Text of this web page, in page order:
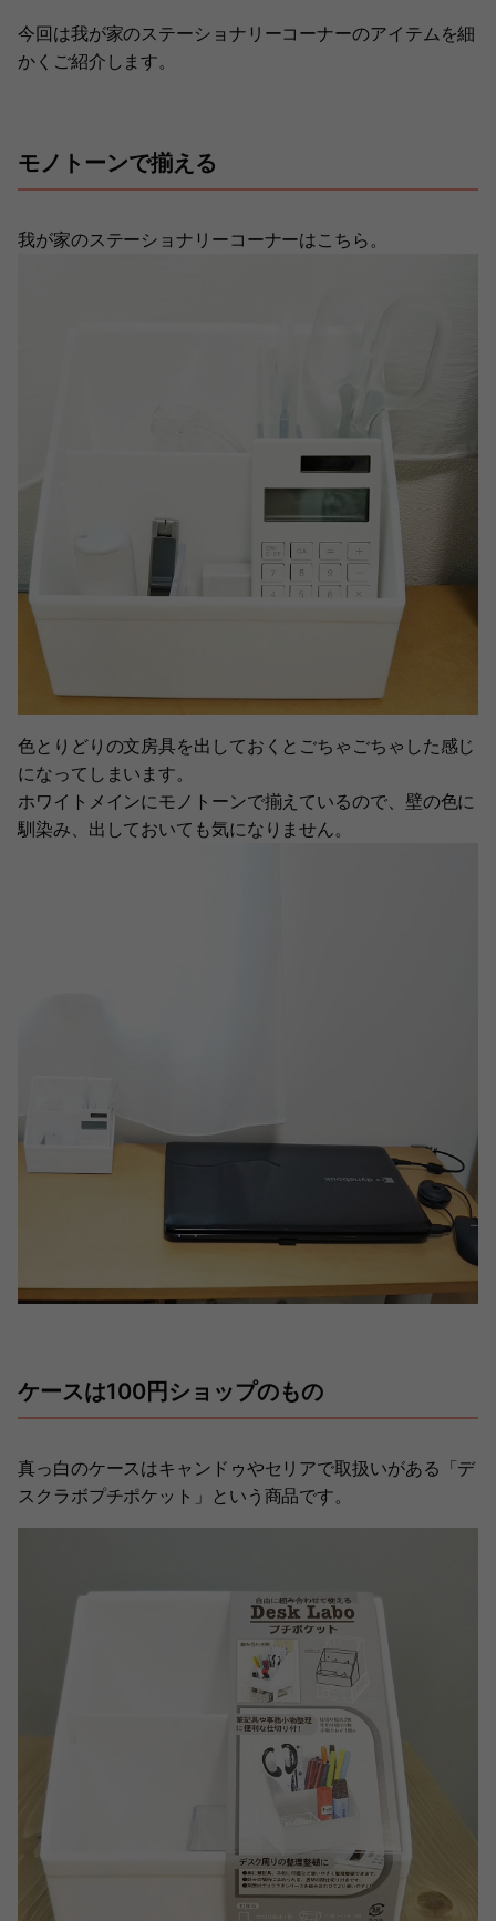
今回は我が家のステーショナリーコーナーのアイテムを細
かくご紹介します。
モノトーンで揃える
我が家のステーショナリーコーナーはこちら。
色とりどりの文房具を出しておくとごちゃごちゃした感じ
になってしまいます。
ホワイトメインにモノトーンで揃えているので、壁の色に
馴染み、出しておいても気になりません。
ケースは100円ショップのもの
真っ白のケースはキャンドゥやセリアで取扱いがある「デ
スクラボプチポケット」という商品です。